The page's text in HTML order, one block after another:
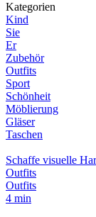
Kategorien
Kind
Sie
Er
Zubehör
Outfits
Sport
Schönheit
Möblierung
Gläser
Taschen
Schaffe visuelle
Outfits
Outfits
4 min